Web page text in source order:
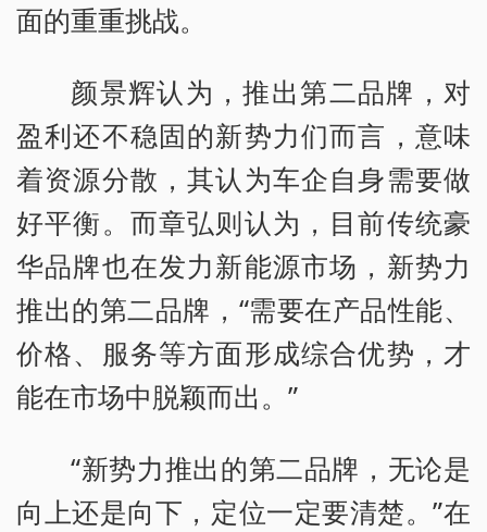
面的重重挑战。
颜景辉认为，推出第二品牌，对
盈利还不稳固的新势力们而言，意味
着资源分散，其认为车企自身需要做
好平衡。而章弘则认为，目前传统豪
华品牌也在发力新能源市场，新势力
推出的第二品牌，“需要在产品性能、
价格、服务等方面形成综合优势，才
能在市场中脱颖而出。”
“新势力推出的第二品牌，无论是
向上还是向下，定位一定要清楚。”在